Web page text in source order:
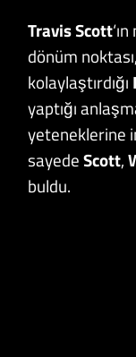
Travis Scott
dönüm noktası,
kolaylaştırdığı
yaptığı
yeteneklerine
sayedeScott,
buldu.